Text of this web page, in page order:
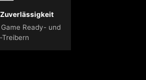
Ready- und
Treibern